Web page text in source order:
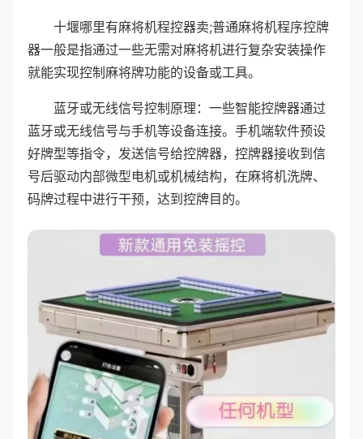
十堰哪里有麻将机程控器卖;普通麻将机程序控牌
器一般是指通过一些无需对麻将机进行复杂安装操作
就能实现控制麻将牌功能的设备或工具。
蓝牙或无线信号控制原理：一些智能控牌器通过
蓝牙或无线信号与手机等设备连接。手机端软件预设
好牌型等指令，发送信号给控牌器，控牌器接收到信
号后驱动内部微型电机或机械结构，在麻将机洗牌、
码牌过程中进行干预，达到控牌目的。